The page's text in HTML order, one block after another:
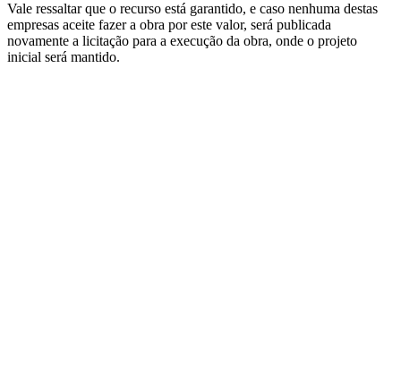
Vale ressaltar que o recurso está garantido, e caso nenhuma destas
empresas aceite fazer a obra por este valor, será publicada
novamente a licitação para a execução da obra, onde o projeto
inicial será mantido.